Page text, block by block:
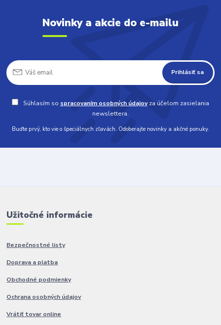
Novinky a akcie do e-mailu
Prihlásiť sa
Súhlasím so spracovaním osobných údajovza účelom zasielania
newslettera.
Buďte prvý, kto vie o špeciálnych zľavách. Odoberajte novinky a akčné ponuky.
Užitočné informácie
Bezpečnostné listy
Doprava a platba
Obchodné podmienky
Ochrana osobných údajov
Vrátiť tovar online